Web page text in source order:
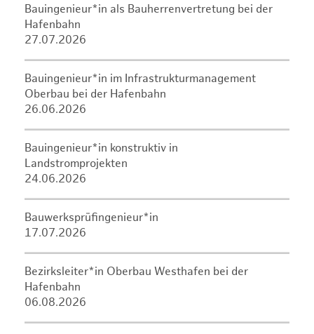
Bauingenieur*in als Bauherrenvertretung bei der
Hafenbahn
27.07.2026
Bauingenieur*in im Infrastrukturmanagement
Oberbau bei der Hafenbahn
26.06.2026
Bauingenieur*in konstruktiv in
Landstromprojekten
24.06.2026
Bauwerksprüfingenieur*in
17.07.2026
Bezirksleiter*in Oberbau Westhafen bei der
Hafenbahn
06.08.2026